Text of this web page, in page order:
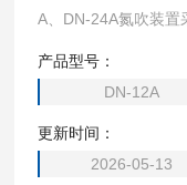
A、DN-24A氮吹装置
面，实现液体样品的
污染。●DN系列干式
数和不同孔径。
产品型号：
DN-12A
更新时间：
2026-05-13